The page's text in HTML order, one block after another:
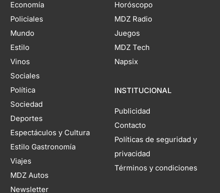
Economía
Policiales
Mundo
Estilo
Vinos
Sociales
Política
Sociedad
Deportes
Espectáculos y Cultura
Estilo Gastronomía
Viajes
MDZ Autos
Newsletter
Horóscopo
MDZ Radio
Juegos
MDZ Tech
Napsix
INSTITUCIONAL
Publicidad
Contacto
Políticas de seguridad y
privacidad
Términos y condiciones